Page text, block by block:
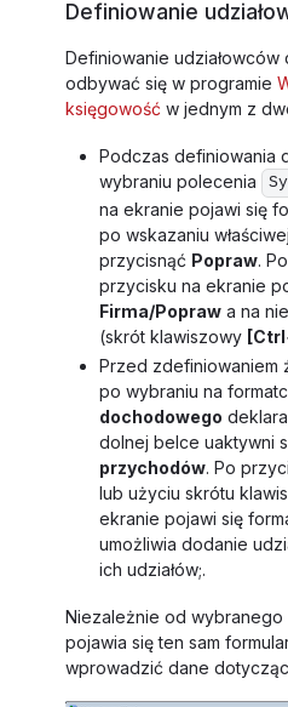
Definiowanie
Definiowanie
odbywać się w programie
księgowość w jednym z
Podczas definiowania
wybraniu polecenia
na ekranie pojawi się
po wskazaniu
przycisnąć Popraw.
przycisku na ekranie
Firma/Popraw a na
(skrót klawiszowy
Przed zdefiniowaniem
po wybraniu na
dochodowego
dolnej belce uaktywni
przychodów. Po
lub użyciu skrótu
ekranie pojawi się
umożliwia dodanie
ich udziałów;.
Niezależnie od wybranego
pojawia się ten sam
wprowadzić dane